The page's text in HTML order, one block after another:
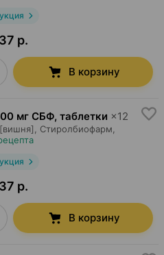
р.
В корзину
мг СБФ, таблетки ×12
Стиролбиофарм
р.
В корзину